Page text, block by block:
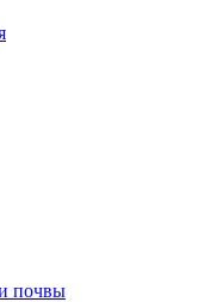
почвы